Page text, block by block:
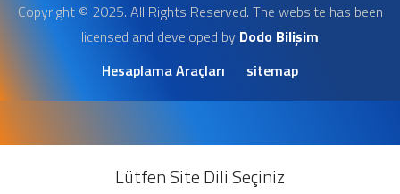
Copyright © 2025. All Rights Reserved. The website has been
licensed and developed by Dodo Bilişim
Hesaplama Araçları
sitemap
Lütfen Site Dili Seçiniz